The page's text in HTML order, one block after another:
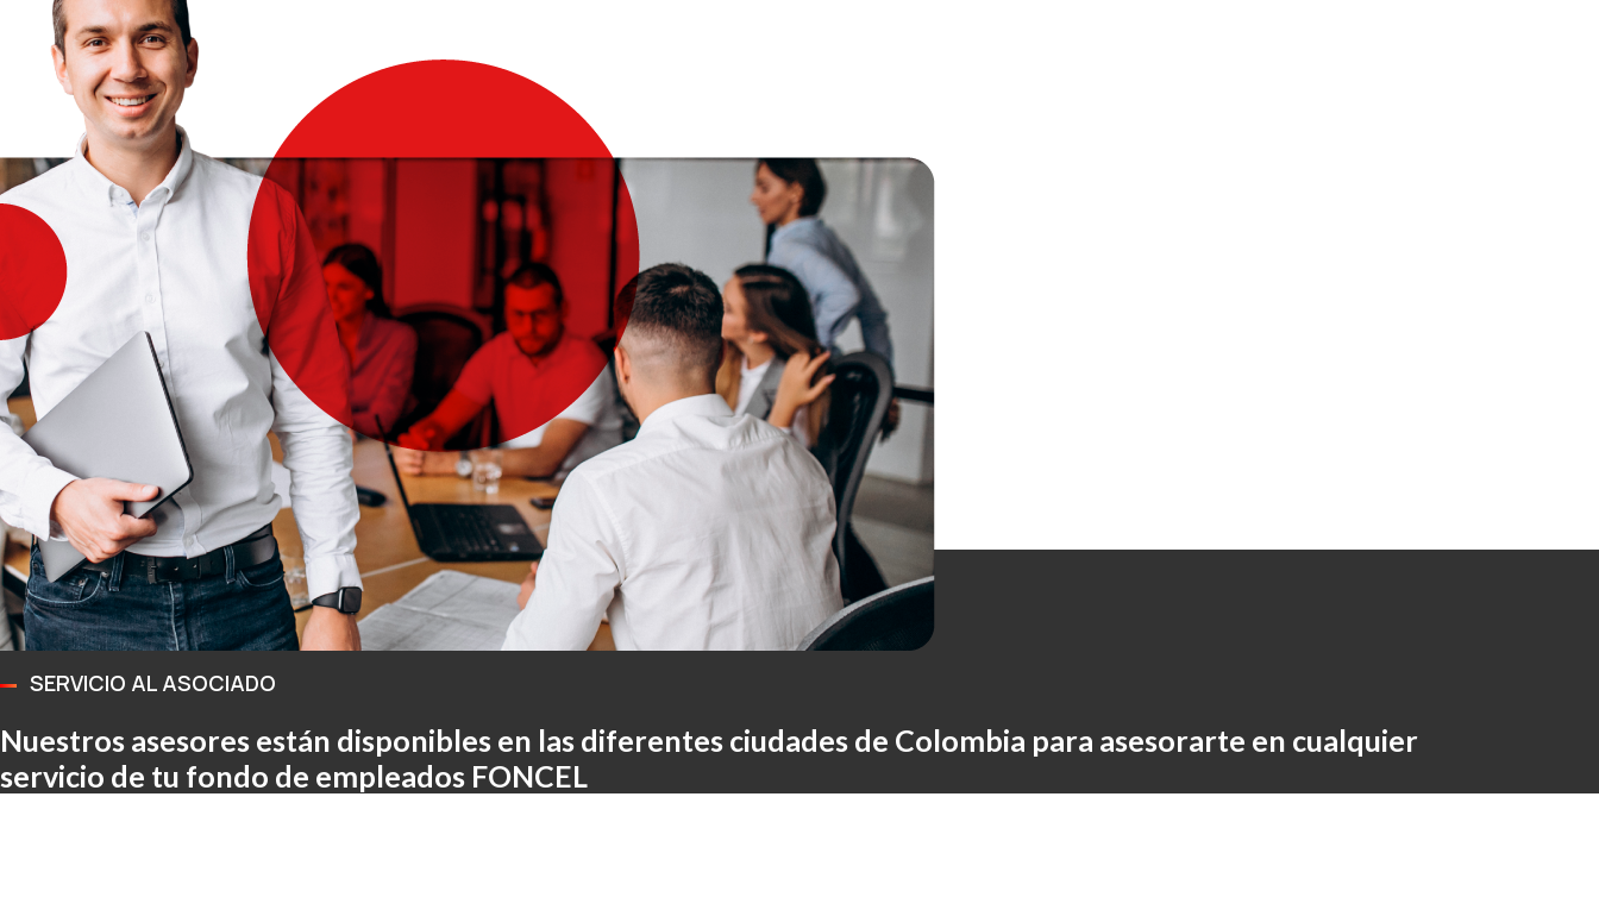
SERVICIO AL ASOCIADO
Nuestros asesores están disponibles en las diferentes ciudades de Colombia para asesorarte en cualquier
servicio de tu fondo de empleados FONCEL